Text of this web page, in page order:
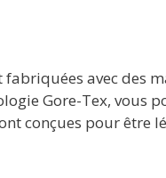
fabriquées avec des
Gore-Tex, vous
conçues pour